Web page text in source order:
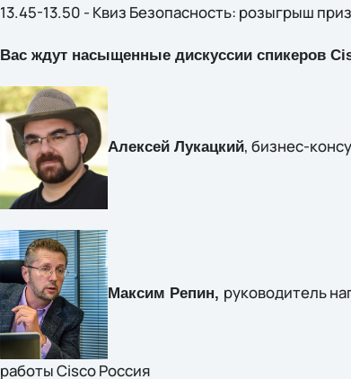
13.45-13.50 - Квиз Безопасность: розыгрыш
Вас ждут насыщенные дискуссии спикеров
Алексей Лукацкий, бизнес-
Максим Репин, руководитель
работы Cisco Россия